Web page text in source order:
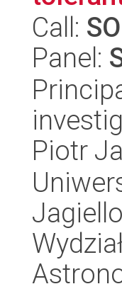
Call:
Panel:
Piotr